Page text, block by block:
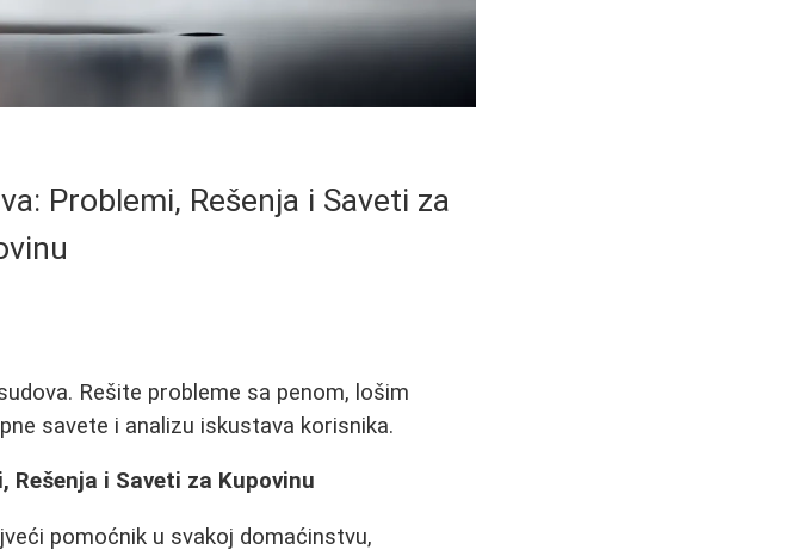
Problemi, Rešenja i Saveti za
Rešite probleme sa penom, lošim
savete i analizu iskustava korisnika.
Rešenja i Saveti za Kupovinu
pomoćnik u svakoj domaćinstvu,